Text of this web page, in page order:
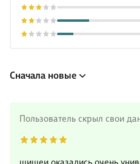
Сначала новые
Пользователь скрыл свои